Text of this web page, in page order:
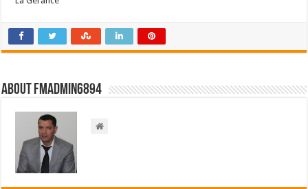
About FMadmin6894